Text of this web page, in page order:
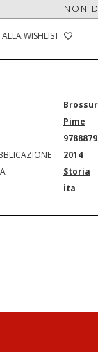
NON
WISHLIST
Pime
2014
Storia
ita